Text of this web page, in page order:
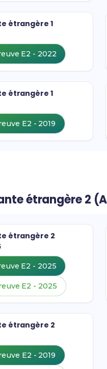
étrangère 1
E2 - 2022
étrangère 1
E2 - 2019
étrangère 2
étrangère 2
E2 - 2025
E2 - 2025
étrangère 2
E2 - 2019